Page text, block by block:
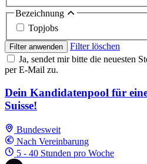
Bezeichnung
Topjobs
Filter anwenden
Filter löschen
Ja, sendet mir bitte die neuesten
per E-Mail zu.
Dein Kandidatenpool für
Suisse!
Bundesweit
Nach Vereinbarung
5 - 40 Stunden pro Woche